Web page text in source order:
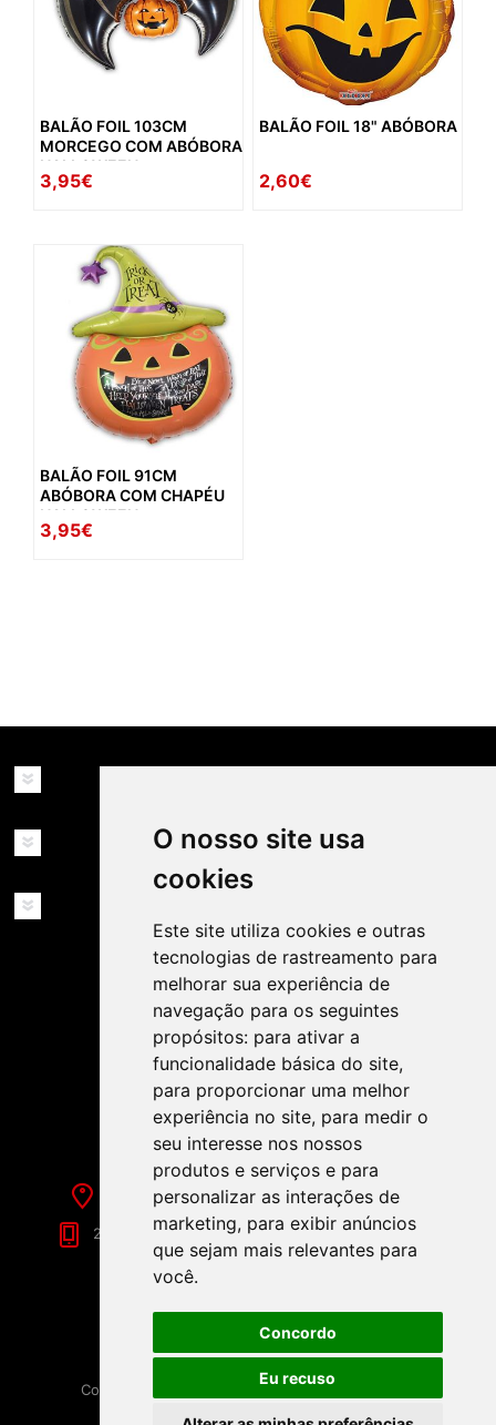
O nosso site usa
cookies
Este site utiliza cookies e outras
tecnologias de rastreamento para
melhorar sua experiência de
navegação para os seguintes
propósitos: para ativar a
funcionalidade básica do site,
para proporcionar uma melhor
experiência no site, para medir o
seu interesse nos nossos
produtos e serviços e para
personalizar as interações de
marketing, para exibir anúncios
que sejam mais relevantes para
você.
Concordo
Eu recuso
BALÃO FOIL 103CM
MORCEGO COM ABÓBORA
HALLOWEEN
3,95€
BALÃO FOIL 18" ABÓBORA
2,60€
BALÃO FOIL 91CM
ABÓBORA COM CHAPÉU
HALLOWEEN
3,95€
MINHA CONTA
SIGA-NOS NAS REDES SOCIAIS!
Rua de Évora, 70-C - Reguengos de Monsaraz
266 040 688 (Chamada para a Rede Fixa Nacional)
Copyright © 2026 Festamania. Todos os direitos